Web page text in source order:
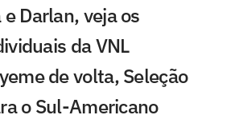
Darlan, veja os
da VNL
de volta, Seleção
o Sul-Americano